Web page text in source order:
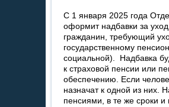
С 1 января 2025 года
оформит надбавки за
гражданин, требующий
государственному
социальной). Надбавка
к страховой пенсии или
обеспечению. Если
назначат к одной из них.
пенсиями, в те же сроки